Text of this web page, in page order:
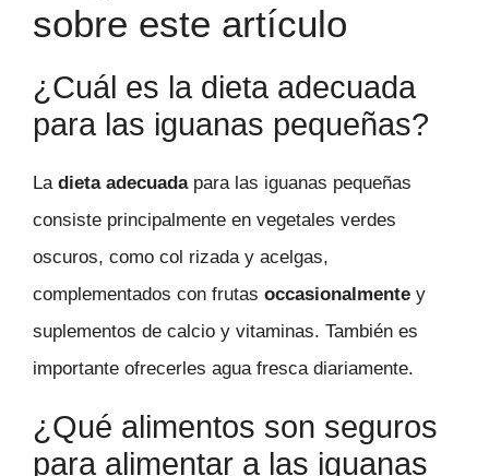
sobre este artículo
¿Cuál es la dieta adecuada
para las iguanas pequeñas?
La dieta adecuadapara las iguanas pequeñas
consiste principalmente en vegetales verdes
oscuros, como col rizada y acelgas,
complementados con frutas occasionalmente y
suplementos de calcio y vitaminas. También es
importante ofrecerles agua fresca diariamente.
¿Qué alimentos son seguros
para alimentar a las iguanas